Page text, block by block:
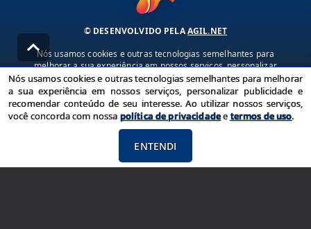
© DESENVOLVIDO PELAAGIL.NET
Nós usamos cookies e outras tecnologias semelhantes para
melhorar a sua experiência em nossos serviços, personalizar
publicidade e recomendar conteúdo de seu interesse. Ao utilizar
nossos serviços, você concorda com nossa política de privacidade e
termos de uso.
Política de Privacidade Termos de uso
Nós usamos cookies e outras tecnologias semelhantes para melhorar
a sua experiência em nossos serviços, personalizar publicidade e
recomendar conteúdo de seu interesse. Ao utilizar nossos serviços,
você concorda com nossa política de privacidadeetermos de uso.
ENTENDI